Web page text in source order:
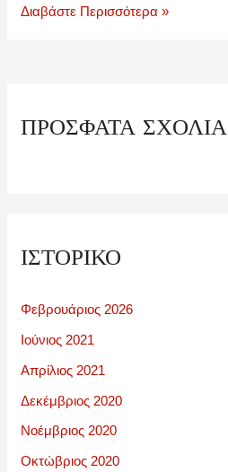
PRANAYAMA
Διαβάστε Περισσότερα »
ΠΡΌΣΦΑΤΑ ΣΧΌΛΙΑ
ΙΣΤΟΡΙΚΌ
Φεβρουάριος 2026
Ιούνιος 2021
Απρίλιος 2021
Δεκέμβριος 2020
Νοέμβριος 2020
Οκτώβριος 2020